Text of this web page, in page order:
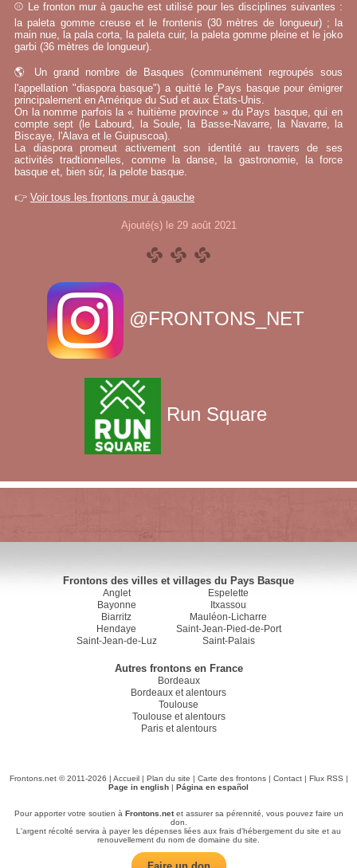
⚾ Le fronton mur à gauche est utilisé pour les disciplines suivantes :
la paleta gomme creuse et le frontenis (30 mètres de longueur) ; la
main nue, la pala corta, la paleta cuir, la paleta gomme pleine et le joko
garbi (36 mètres de longueur).
🌎 Un grand nombre de Basques (communément regroupés sous
l'appellation "diaspora basque") a quitté le Pays basque pour émigrer
principalement en Amérique du Sud et aux États-Unis.
On la nomme parfois la « huitième province » du Pays basque, qui en
compte sept (le Labourd, la Soule, la Basse-Navarre, la Navarre, la
Biscaye, l'Alava et le Guipuscoa).
La diaspora promeut activement son identité au travers de ses
activités tradtionnelles, comme la danse, la gastronomie, la force
basque et, bien sûr, la pelote basque.
👉 Voir tous les frontons mur à gauche
Ajouté(s) le 29 août 2021
@FRONTONS_NET
Run Square
Frontons des villes et villages du Pays Basque
Anglet
Bayonne
Biarritz
Hendaye
Saint-Jean-de-Luz
Espelette
Itxassou
Mauléon-Licharre
Saint-Jean-Pied-de-Port
Saint-Palais
Autres frontons en France
Bordeaux
Bordeaux et alentours
Toulouse
Toulouse et alentours
Paris et alentours
Frontons.net © 2011-2026 | Accueil| Plan du site | Carte des frontons| Contact| Flux RSS |
Page in english | Página en español
Pour apporter votre soutien à Frontons.netet assurer sa pérennité, vous pouvez faire un
don.
L'argent récolté servira à payer les dépenses liées aux frais d'hébergement du site et au
renouvellement du nom de domaine du site.